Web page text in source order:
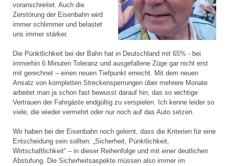
voranschreitet. Auch die
Zerstörung der Eisenbahn wird
immer schlimmer und belastet
uns immer stärker.
Die Pünktlichkeit bei der Bahn hat in Deutschland mit 65% - bei
immerhin 6 Minuten Toleranz und ausgefallene Züge gar nicht erst
mit gerechnet – einen neuen Tiefpunkt erreicht. Mit dem neuen
Ansatz von kompletten Streckensperrungen über mehrere Monate
arbeitet man ja schon fast bewusst darauf hin, das so wichtige
Vertrauen der Fahrgäste endgültig zu verspielen. Ich kenne leider so
viele, die wieder vermehrt oder nur noch auf das Auto setzen.
Wir haben bei der Eisenbahn noch gelernt, dass die Kriterien für eine
Entscheidung sein sollten: „Sicherheit, Pünktlichkeit,
Wirtschaftlichkeit“ – in dieser Reihenfolge und mit einer deutlichen
Abstufung. Die Sicherheitsaspekte müssen also immer im